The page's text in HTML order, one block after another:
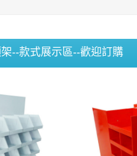
--款式展示區--歡迎訂購